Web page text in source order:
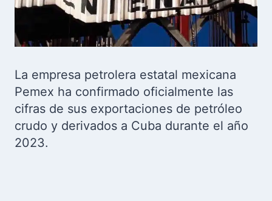
La empresa petrolera estatal mexicana
Pemex ha confirmado oficialmente las
cifras de sus exportaciones de petróleo
crudo y derivados a Cuba durante el año
2023.